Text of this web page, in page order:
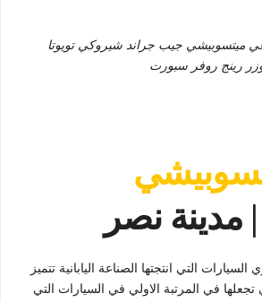
ميتسوبيشي جيب جراند شيروكي تويوتا
رينج روفر سبورت
| مدينة نصر
السيارات التي انتجتها الصناعة اليابانية تتميز
تجعلها في المرتبة الاولي في السيارات التي